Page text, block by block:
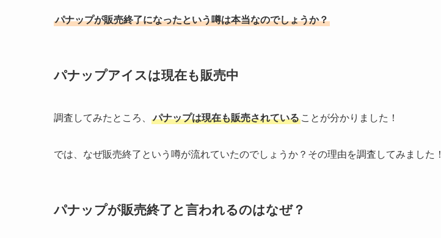
パナップが販売終了になったという噂は本当なのでしょうか？
パナップアイスは現在も販売中
調査してみたところ、 パナップは現在も販売されている ことが分かりました！
では、なぜ販売終了という噂が流れていたのでしょうか？その理由を調査してみました！
パナップが販売終了と言われるのはなぜ？